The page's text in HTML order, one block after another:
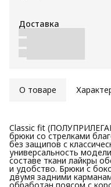
Доставка
О товаре
Classic fit
брюки со стрелками
без защипов с
универсальность
составе ткани лайкры
и удобство. Брюки с
двумя задними